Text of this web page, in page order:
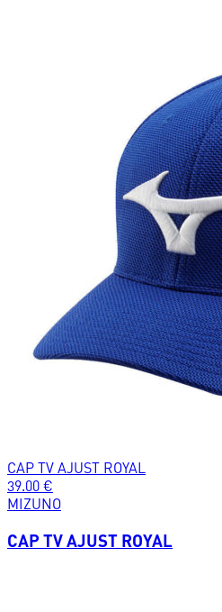
CAP TV AJUST ROYAL
39.00 €
MIZUNO
CAP TV AJUST ROYAL